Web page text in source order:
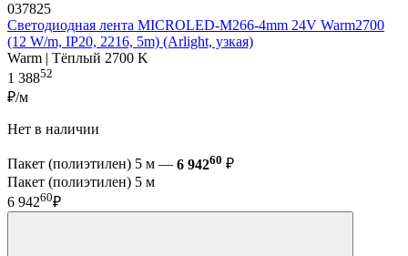
037825
Светодиодная лента MICROLED-M266-4mm 24V Warm2700
(12 W/m, IP20, 2216, 5m) (Arlight, узкая)
Warm | Тёплый 2700 K
1 38852
₽/м
Нет в наличии
Пакет (полиэтилен) 5 м — 6 94260 ₽
Пакет (полиэтилен) 5 м
6 94260₽